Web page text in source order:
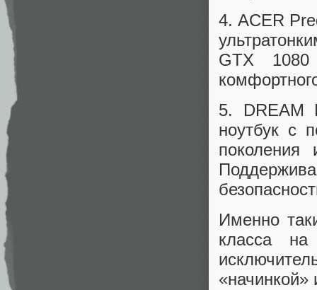
4. ACER
GTX
5. DREAM
ноутбук с
поколения
Именно
класса